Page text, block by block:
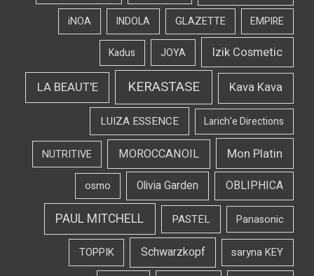
EMPIRE
GLAZETTE
INDOLA
iNOA
Izik Cosmetic
JOYA
Kadus
Kava Kava
KERASTASE
LA BEAUT'E
Larich'e Directions
LUIZA ESSENCE
Mon Platin
MOROCCANOIL
NUTRITIVE
OBLIPHICA
Olivia Garden
osmo
Panasonic
PASTEL
PAUL MITCHELL
saryna KEY
Schwarzkopf
TOPPIK